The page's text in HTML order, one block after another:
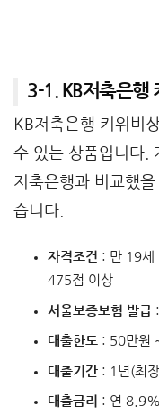
3-1. KB저축은행
KB저축은행 키위비
수 있는 상품입니다.
저축은행과 비교했
습니다.
자격조건 : 만 19세
475점 이상
서울보증보험 발급:
대출한도: 50만원
대출기간: 1년(최
대출금리 : 연